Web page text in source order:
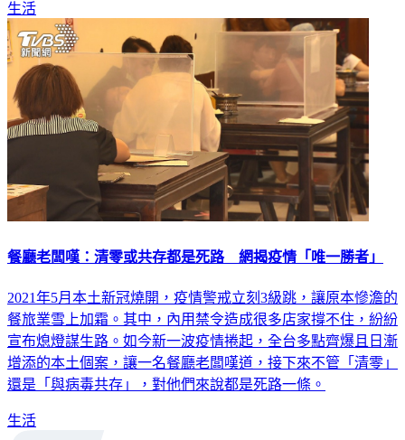
生活
餐廳老闆嘆：清零或共存都是死路 網揭疫情「唯一勝者」
2021年5月本土新冠燒開，疫情警戒立刻3級跳，讓原本慘澹的
餐旅業雪上加霜。其中，內用禁令造成很多店家撐不住，紛紛
宣布熄燈謀生路。如今新一波疫情捲起，全台多點齊爆且日漸
增添的本土個案，讓一名餐廳老闆嘆道，接下來不管「清零」
還是「與病毒共存」，對他們來說都是死路一條。
生活